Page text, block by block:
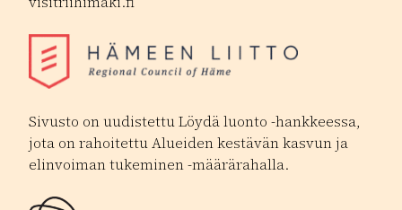
Sivusto on uudistettu Löydä luonto -hankkeessa,
jota on rahoitettu Alueiden kestävän kasvun ja
elinvoiman tukeminen -määrärahalla.